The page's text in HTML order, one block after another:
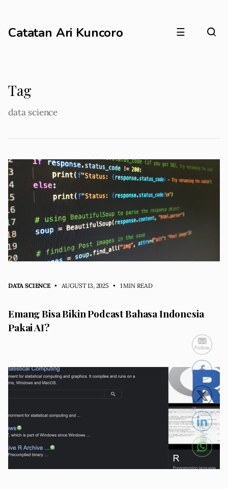
Catatan Ari Kuncoro ☰
Tag
data science
DATA SCIENCE • AUGUST 13, 2025 • 1 MIN READ
Emang Bisa Bikin Podcast Bahasa Indonesia
Pakai AI?